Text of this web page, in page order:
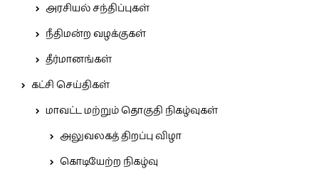
அரசியல் சந்திப்புகள்
நீதிமன்ற வழக்குகள்
தீர்மானங்கள்
கட்சி செய்திகள்
மாவட்ட மற்றும் தொகுதி நிகழ்வுகள்
அலுவலகத் திறப்பு விழா
கொடியேற்ற நிகழ்வு